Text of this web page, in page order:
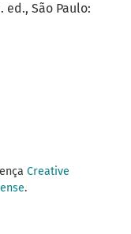
ed., São Paulo:
Creative
.